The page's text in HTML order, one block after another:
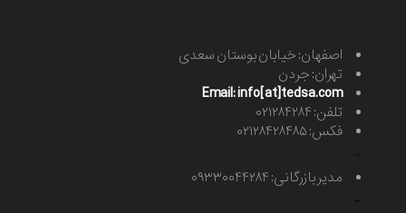
اصفهان: خیابان بوستان سعدی
تهران: جردن
Email: info[at]tedsa.com
تلفن: ۰۲۱۲۸۴۲۸۴
فکس: ۰۲۱۲۸۴۲۸۴۸۵
مدیر بازرگانی: ۰۹۳۳۰۰۴۴۲۸۴